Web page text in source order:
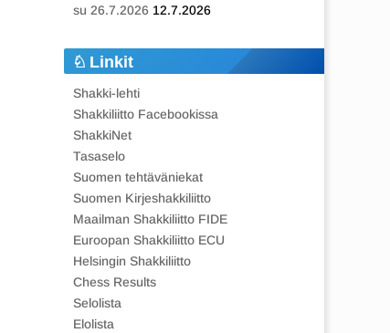
su 26.7.2026 12.7.2026
Linkit
Shakki-lehti
Shakkiliitto Facebookissa
ShakkiNet
Tasaselo
Suomen tehtäväniekat
Suomen Kirjeshakkiliitto
Maailman Shakkiliitto FIDE
Euroopan Shakkiliitto ECU
Helsingin Shakkiliitto
Chess Results
Selolista
Elolista